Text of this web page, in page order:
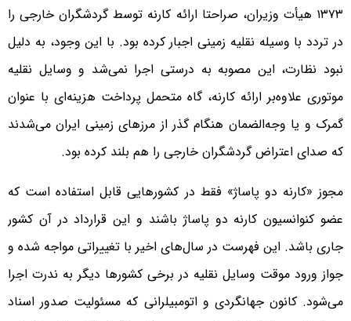
۱۳۷۳ هیأت وزیران، صراحتا ارائه کارنه توسط گردشگران خارجی را
در تردد با وسیله نقلیه زمینی اجبار کرده بود. با این وجود، به دلیل
نبود نظارت، این مصوبه به درستی اجرا نمی‌شد و وسایل نقلیه
موتوری علاوه‌بر ارائه کارنه، گاه متحمل پرداخت هزینه‌ای با عنوان
گمرک و یا وجه‌الضمان هنگام گذر از مرزهای زمینی ایران می‌شدند
که صدای اعتراض گردشگران خارجی را هم بلند کرده بود.
مجوز «کارنه دو پاساژ» فقط در کشورهایی قابل استفاده است که
عضو کنوانسیون کارنه دو پاساژ باشند و این قرارداد در آن کشور
جاری باشد. این فهرست در سال‌های اخیر با تغییراتی مواجه شده و
جواز ورود موقت وسایل نقلیه در برخی کشورها دیگر به ندرت اجرا
می‌شود. کانون جهانگردی و اتومبیلرانی که مسئولیت صدور اسناد